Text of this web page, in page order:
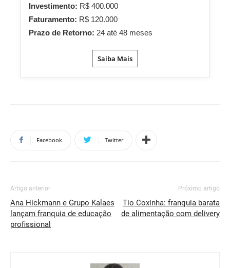
Investimento: R$ 400.000
Faturamento: R$ 120.000
Prazo de Retorno: 24 até 48 meses
Saiba Mais
Facebook Twitter
Artigo anterior
Ana Hickmann e Grupo Kalaes
lançam franquia de educação
profissional
Próximo artigo
Tio Coxinha: franquia barata
de alimentação com delivery